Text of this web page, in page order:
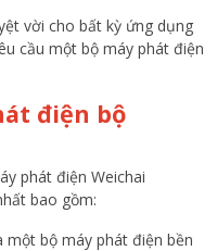
vời cho bất kỳ ứng dụng
cầu một bộ máy phát điện
điện bộ
phát điện Weichai
bao gồm:
một bộ máy phát điện bền